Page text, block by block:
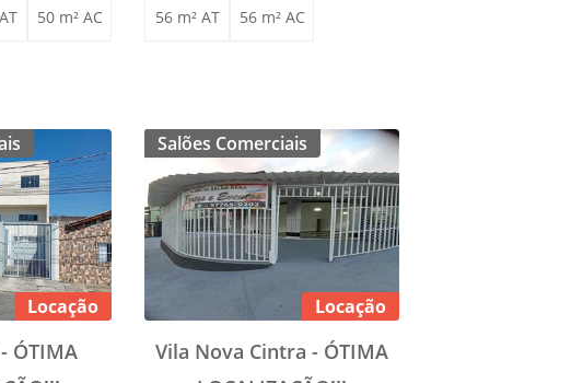
50 m² AC 56 m² AT 56 m² AC
Locação
ÓTIMA
Salões Comerciais
Locação
Vila Nova Cintra - ÓTIMA